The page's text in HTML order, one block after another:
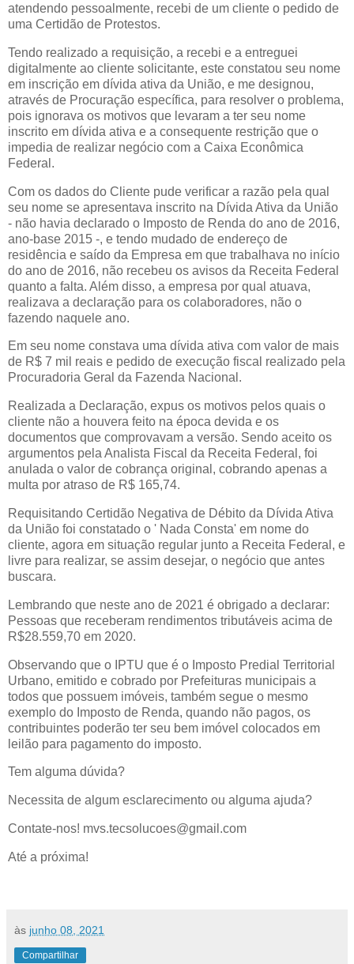
atendendo pessoalmente, recebi de um cliente o pedido de
uma Certidão de Protestos.
Tendo realizado a requisição, a recebi e a entreguei
digitalmente ao cliente solicitante, este constatou seu nome
em inscrição em dívida ativa da União, e me designou,
através de Procuração específica, para resolver o problema,
pois ignorava os motivos que levaram a ter seu nome
inscrito em dívida ativa e a consequente restrição que o
impedia de realizar negócio com a Caixa Econômica
Federal.
Com os dados do Cliente pude verificar a razão pela qual
seu nome se apresentava inscrito na Dívida Ativa da União
- não havia declarado o Imposto de Renda do ano de 2016,
ano-base 2015 -, e tendo mudado de endereço de
residência e saído da Empresa em que trabalhava no início
do ano de 2016, não recebeu os avisos da Receita Federal
quanto a falta. Além disso, a empresa por qual atuava,
realizava a declaração para os colaboradores, não o
fazendo naquele ano.
Em seu nome constava uma dívida ativa com valor de mais
de R$ 7 mil reais e pedido de execução fiscal realizado pela
Procuradoria Geral da Fazenda Nacional.
Realizada a Declaração, expus os motivos pelos quais o
cliente não a houvera feito na época devida e os
documentos que comprovavam a versão. Sendo aceito os
argumentos pela Analista Fiscal da Receita Federal, foi
anulada o valor de cobrança original, cobrando apenas a
multa por atraso de R$ 165,74.
Requisitando Certidão Negativa de Débito da Dívida Ativa
da União foi constatado o ' Nada Consta' em nome do
cliente, agora em situação regular junto a Receita Federal, e
livre para realizar, se assim desejar, o negócio que antes
buscara.
Lembrando que neste ano de 2021 é obrigado a declarar:
Pessoas que receberam rendimentos tributáveis acima de
R$28.559,70 em 2020.
Observando que o IPTU que é o Imposto Predial Territorial
Urbano, emitido e cobrado por Prefeituras municipais a
todos que possuem imóveis, também segue o mesmo
exemplo do Imposto de Renda, quando não pagos, os
contribuintes poderão ter seu bem imóvel colocados em
leilão para pagamento do imposto.
Tem alguma dúvida?
Necessita de algum esclarecimento ou alguma ajuda?
Contate-nos! mvs.tecsolucoes@gmail.com
Até a próxima!
às junho 08, 2021
Compartilhar